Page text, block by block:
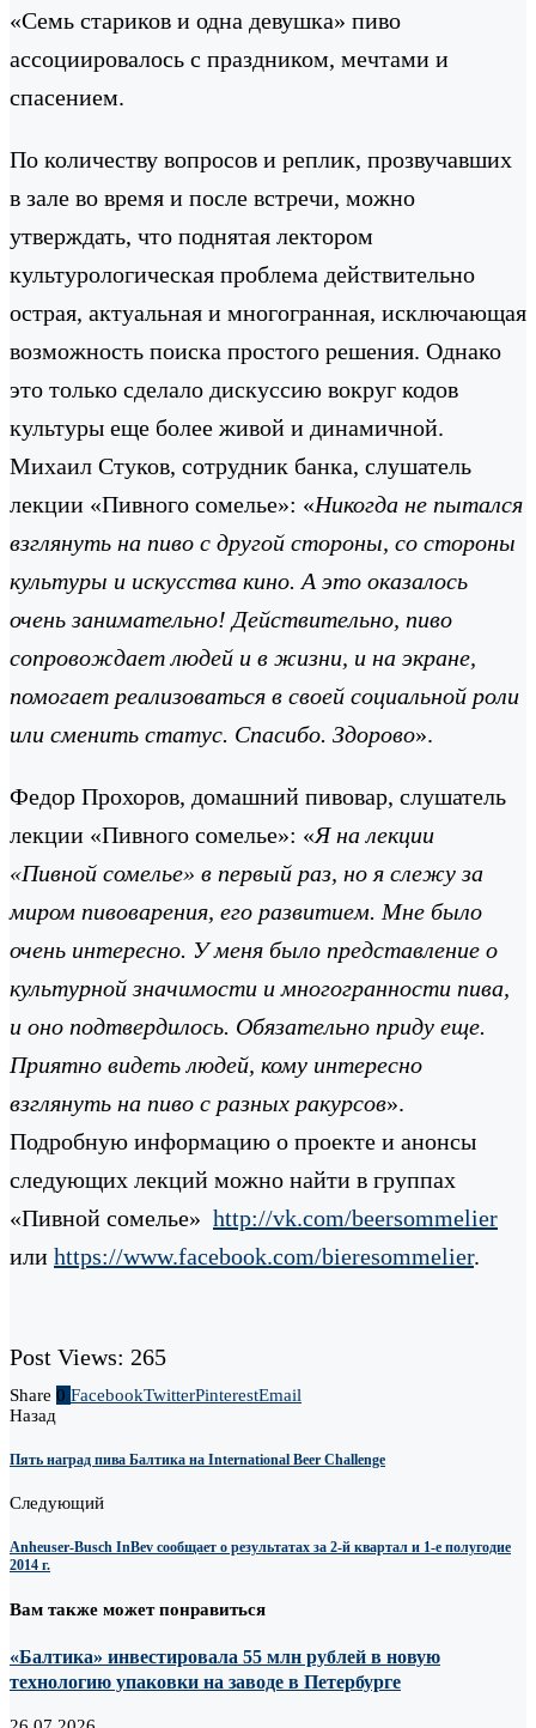
«Семь стариков и одна девушка» пиво
ассоциировалось с праздником, мечтами и
спасением.
По количеству вопросов и реплик, прозвучавших
в зале во время и после встречи, можно
утверждать, что поднятая лектором
культурологическая проблема действительно
острая, актуальная и многогранная, исключающая
возможность поиска простого решения. Однако
это только сделало дискуссию вокруг кодов
культуры еще более живой и динамичной.
Михаил Стуков, сотрудник банка, слушатель
лекции «Пивного сомелье»: «Никогда не пытался
взглянуть на пиво с другой стороны, со стороны
культуры и искусства кино. А это оказалось
очень занимательно! Действительно, пиво
сопровождает людей и в жизни, и на экране,
помогает реализоваться в своей социальной роли
или сменить статус. Спасибо. Здорово».
Федор Прохоров, домашний пивовар, слушатель
лекции «Пивного сомелье»: «Я на лекции
«Пивной сомелье» в первый раз, но я слежу за
миром пивоварения, его развитием. Мне было
очень интересно. У меня было представление о
культурной значимости и многогранности пива,
и оно подтвердилось. Обязательно приду еще.
Приятно видеть людей, кому интересно
взглянуть на пиво с разных ракурсов».
Подробную информацию о проекте и анонсы
следующих лекций можно найти в группах
«Пивной сомелье» http://vk.com/beersommelier
или https://www.facebook.com/bieresommelier.
Post Views: 265
Share 0 FacebookTwitterPinterestEmail
Назад
Пять наград пива Балтика на International Beer Challenge
Следующий
Anheuser-Busch InBev сообщает о результатах за 2-й квартал и 1-е полугодие
2014 г.
Вам также может понравиться
«Балтика» инвестировала 55 млн рублей в новую
технологию упаковки на заводе в Петербурге